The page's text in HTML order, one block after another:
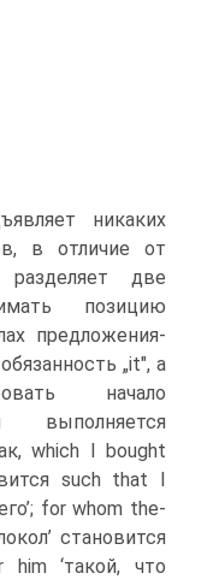
никаких
в отличие от
две
позицию
предложения-
„it", а
начало
выполняется
which I bought
such that I
for whom the-
становится
‘такой, что